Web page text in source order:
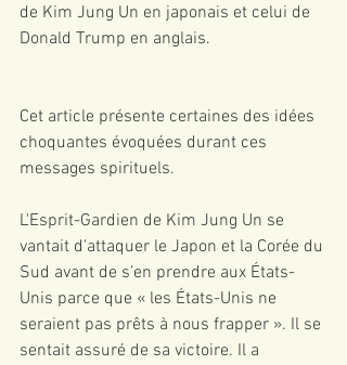
de Kim Jung Un en japonais et celui de
Donald Trump en anglais.
Cet article présente certaines des idées
choquantes évoquées durant ces
messages spirituels.
L'Esprit-Gardien de Kim Jung Un se
vantait d'attaquer le Japon et la Corée du
Sud avant de s’en prendre aux États-
Unis parce que « les États-Unis ne
seraient pas prêts à nous frapper ». Il se
sentait assuré de sa victoire. Il a